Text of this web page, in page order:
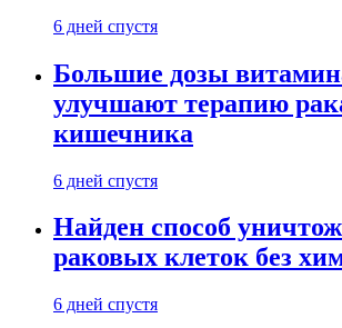
6 дней спустя
Большие дозы
улучшают терапию
кишечника
6 дней спустя
Найден способ
раковых клеток без
6 дней спустя